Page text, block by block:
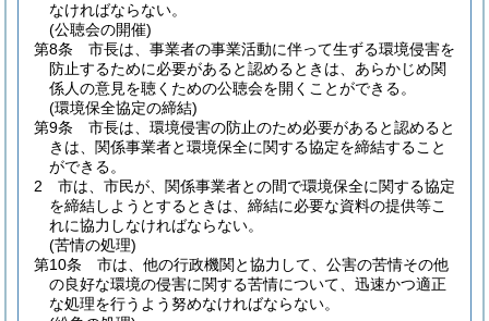
なければならない。
(公聴会の開催)
第8条
市長は、事業者の事業活動に伴って生ずる環境侵害を
防止するために必要があると認めるときは、あらかじめ関
係人の意見を聴くための公聴会を開くことができる。
(環境保全協定の締結)
第9条
市長は、環境侵害の防止のため必要があると認めると
きは、関係事業者と環境保全に関する協定を締結すること
ができる。
2
市は、市民が、関係事業者との間で環境保全に関する協定
を締結しようとするときは、締結に必要な資料の提供等こ
れに協力しなければならない。
(苦情の処理)
第10条
市は、他の行政機関と協力して、公害の苦情その他
の良好な環境の侵害に関する苦情について、迅速かつ適正
な処理を行うよう努めなければならない。